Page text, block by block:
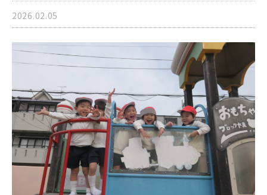
06-6998-5321
受付時間 7:00～20:00（平日）7:00～19:00（土曜）
お問い合わせ
2026.02.05